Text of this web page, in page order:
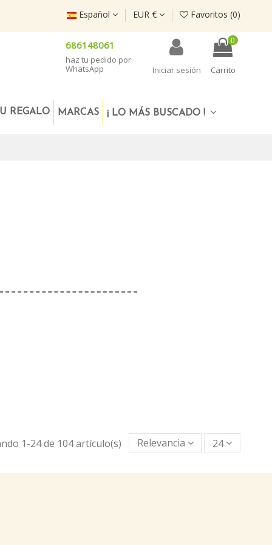
Español EUR € Favoritos (0)
686148061
haz tu pedido por
WhatsApp
Iniciar sesión
0
Carrito
REGALO MARCAS ¡ LO MÁS BUSCADO !
1-24 de 104 artículo(s) Relevancia 24